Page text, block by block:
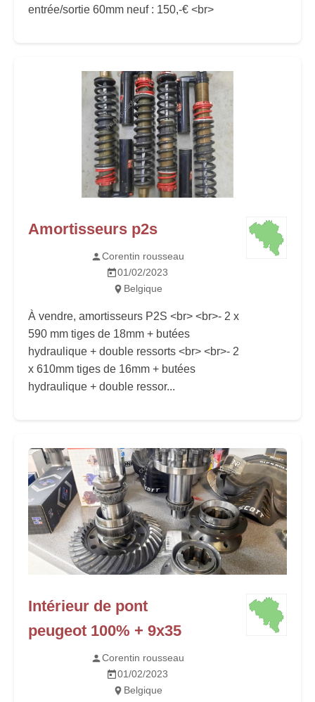
entrée/sortie 60mm neuf : 150,-€ <br>
Amortisseurs p2s
Corentin rousseau
01/02/2023
Belgique
À vendre, amortisseurs P2S <br> <br>- 2 x
590 mm tiges de 18mm + butées
hydraulique + double ressorts <br> <br>- 2
x 610mm tiges de 16mm + butées
hydraulique + double ressor...
Intérieur de pont
peugeot 100% + 9x35
Corentin rousseau
01/02/2023
Belgique